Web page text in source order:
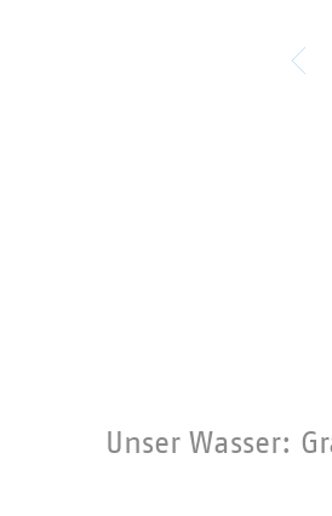
Unser Wasser: